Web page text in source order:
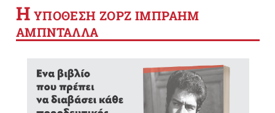
Η YΠΟΘΕΣΗ ΖΟΡΖ ΙΜΠΡΑΗΜ
ΑΜΠΝΤΑΛΛΑ